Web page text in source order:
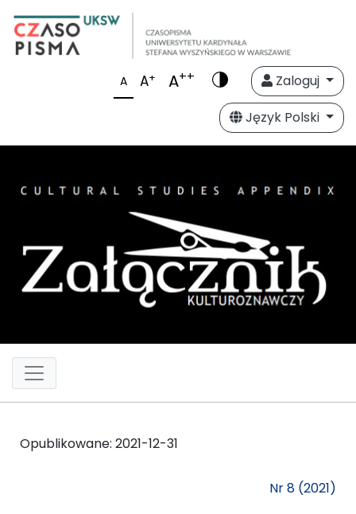
A A+ A++
Zaloguj
Język Polski
Opublikowane: 2021-12-31
Nr 8 (2021)